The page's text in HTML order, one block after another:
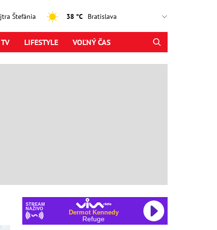
Štefánia 38 °C
LIFESTYLE VOĽNÝ ČAS
STREAM
NAŽIVO
Dermot Kennedy
Refuge